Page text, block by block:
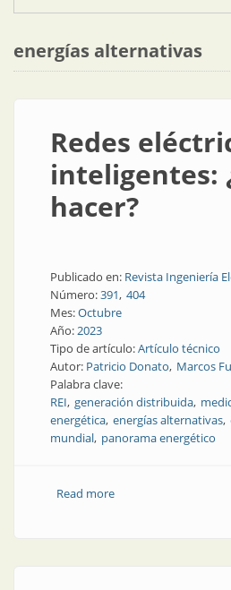
energías alternativas
Redes
inteligentes:
hacer?
Publicado en: Revista Ingeniería
Número:391 404
Mes:Octubre
Año:2023
Tipo de artículo:Artículo técnico
Autor: Patricio Donato Marcos
Palabra clave:
REI generación distribuida
energética energías alternativas
mundial panorama energético
Read moreabout Redes